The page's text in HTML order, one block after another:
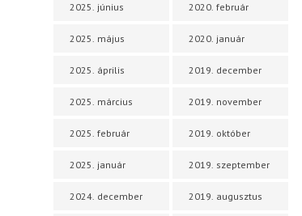
2025. június
2025. május
2025. április
2025. március
2025. február
2025. január
2024. december
2020. február
2020. január
2019. december
2019. november
2019. október
2019. szeptember
2019. augusztus